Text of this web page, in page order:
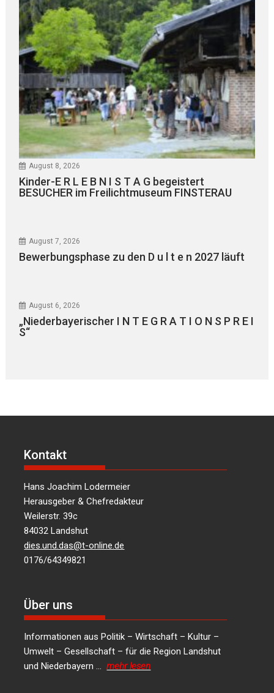
August 8, 2026
Kinder-E R L E B N I S T A G begeistert
BESUCHER im Freilichtmuseum FINSTERAU
August 7, 2026
Bewerbungsphase zu den D u l t e n 2027 läuft
August 6, 2026
„Niederbayerischer I N T E G R A T I O N S P R E I
S“
Kontakt
Hans Joachim Lodermeier
Herausgeber & Chefredakteur
Weilerstr. 39c
84032 Landshut
dies.und.das@t-online.de
0176/64349821
Über uns
Informationen aus Politik – Wirtschaft – Kultur –
Umwelt – Gesellschaft – für die Region Landshut
und Niederbayern …mehr lesen